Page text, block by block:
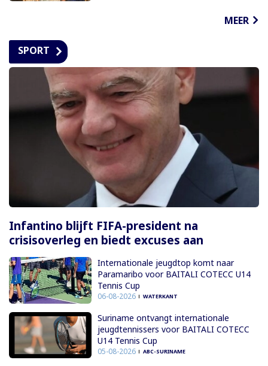
MEER
SPORT
Infantino blijft FIFA-president na
crisisoverleg en biedt excuses aan
Internationale jeugdtop komt naar
Paramaribo voor BAITALI COTECC U14
Tennis Cup
06-08-2026 WATERKANT
Suriname ontvangt internationale
jeugdtennissers voor BAITALI COTECC
U14 Tennis Cup
05-08-2026 ABC-SURINAME